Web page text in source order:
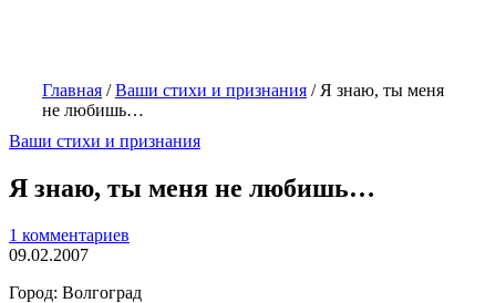
Главная /Ваши стихи и признания / Я знаю, ты меня
не любишь…
Ваши стихи и признания
Я знаю, ты меня не любишь…
1 комментариев
09.02.2007
Город: Волгоград